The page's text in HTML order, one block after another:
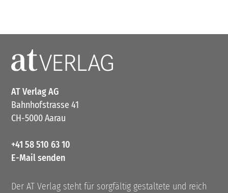
AT Verlag AG
Bahnhofstrasse 41
CH-5000 Aarau
+41 58 510 63 10
E-Mail senden
Der AT Verlag steht für sorgfältig gestaltete und reich